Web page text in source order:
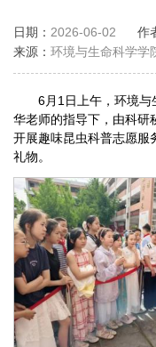
日期： 2026-06-02 作
来源： 环境与生命科学学
6月1日上午，环境与
华老师的指导下，由科研
开展趣味昆虫科普志愿服
礼物。